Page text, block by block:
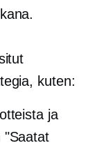
kuten:
ja
"Saatat